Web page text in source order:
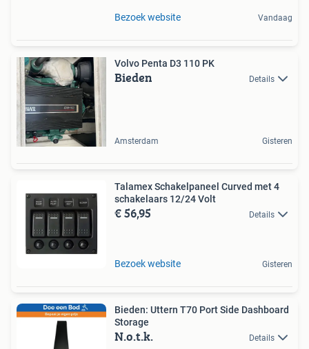
Bezoek website Vandaag
Volvo Penta D3 110 PK
Bieden Details
Amsterdam Gisteren
Talamex Schakelpaneel Curved met 4
schakelaars 12/24 Volt
€ 56,95 Details
Bezoek website Gisteren
Bieden: Uttern T70 Port Side Dashboard
Storage
N.o.t.k. Details